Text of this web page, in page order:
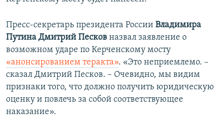
Пресс-секретарь президента России Владимира
Путина Дмитрий Песков назвал заявление о
возможном ударе по Керченскому мосту
«анонсированием теракта». «Это неприемлемо. –
сказал Дмитрий Песков. – Очевидно, мы видим
признаки того, что должно получить юридическую
оценку и повлечь за собой соответствующее
наказание».